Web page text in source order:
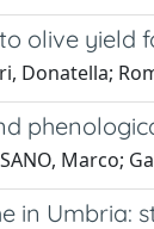
olive yield
Donatella;
Marco;
in Umbria: